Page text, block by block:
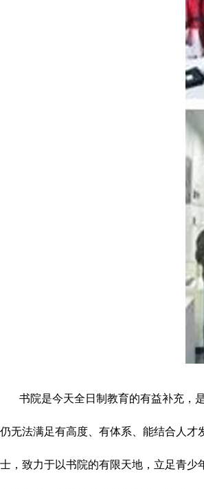
书院是今天全日制教育的有益补充，是
仍无法满足有高度、有体系、能结合人
士，致力于以书院的有限天地，立足青少